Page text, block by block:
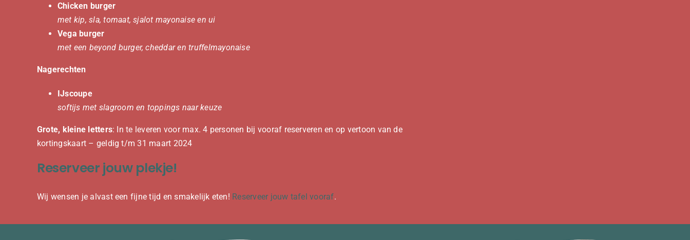
Chicken burger
met kip, sla, tomaat, sjalot mayonaise en ui
Vega burger
met een beyond burger, cheddar en truffelmayonaise
Nagerechten
IJscoupe
softijs met slagroom en toppings naar keuze
Grote, kleine letters: In te leveren voor max. 4 personen bij vooraf reserveren en op vertoon van de
kortingskaart – geldig t/m 31 maart 2024
Reserveer jouw plekje!
Wij wensen je alvast een fijne tijd en smakelijk eten! Reserveer jouw tafel vooraf.